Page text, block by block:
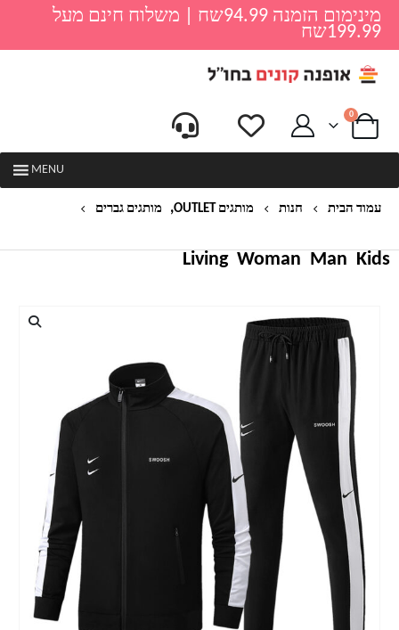
מינימום הזמנה 94.99שח | משלוח חינם מעל
199.99שח
0
MENU
עמוד הבית חנות מותגים OUTLET , מותגים גברים
Kids
Man
Woman
Living